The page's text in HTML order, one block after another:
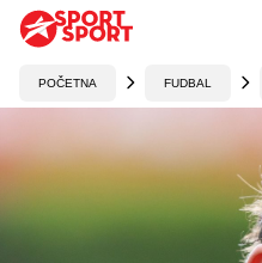
POČETNA FUDBAL